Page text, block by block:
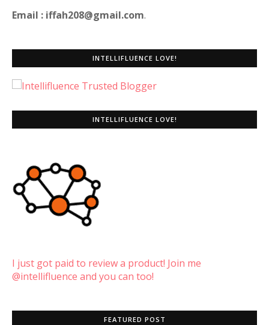
Email : iffah208@gmail.com.
INTELLIFLUENCE LOVE!
INTELLIFLUENCE LOVE!
I just got paid to review a product! Join me
@intellifluence and you can too!
FEATURED POST